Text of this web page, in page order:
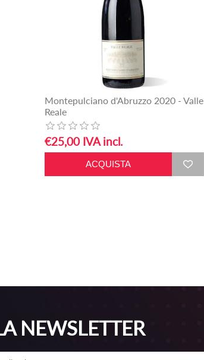
Montepulciano d'Abruzzo 2020 - Valle
Reale
€25,00 IVA incl.
NEWSLETTER